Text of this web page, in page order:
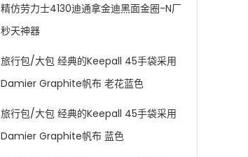
精仿劳力士4130迪通拿金迪黑面金圈-N厂
秒天神器
旅行包/大包 经典的Keepall 45手袋采用
Damier Graphite帆布 老花蓝色
旅行包/大包 经典的Keepall 45手袋采用
Damier Graphite帆布 蓝色